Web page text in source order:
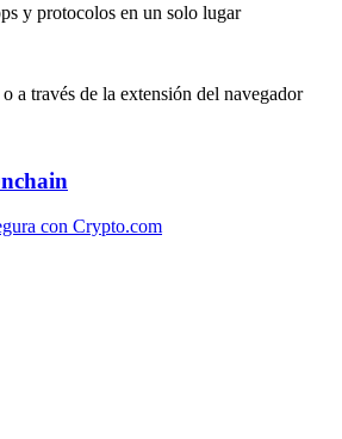
y protocolos en un solo lugar
a través de la extensión del navegador
con Crypto.com